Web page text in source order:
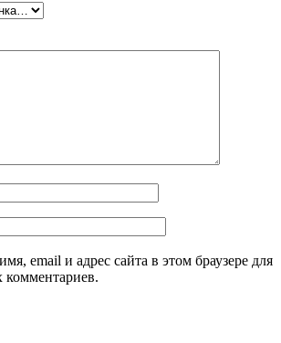
email и адрес сайта в этом браузере для